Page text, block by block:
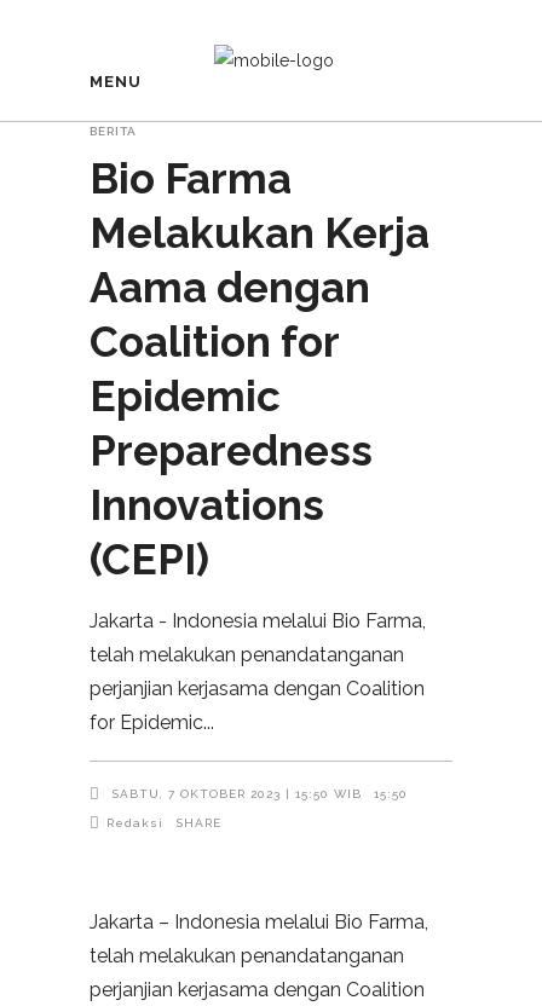
MENU
BERITA
Bio Farma
Melakukan Kerja
Aama dengan
Coalition for
Epidemic
Preparedness
Innovations
(CEPI)
Jakarta - Indonesia melalui Bio Farma,
telah melakukan penandatanganan
perjanjian kerjasama dengan Coalition
for Epidemic
SABTU, 7 OKTOBER 2023 | 15:50 WIB 15:50
Redaksi SHARE
Jakarta – Indonesia melalui Bio Farma,
telah melakukan penandatanganan
perjanjian kerjasama dengan Coalition